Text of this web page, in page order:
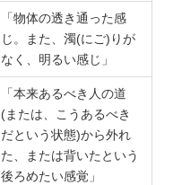
「物体の透き通った感
じ。また、濁(にご)りが
なく、明るい感じ」
「本来あるべき人の道
(または、こうあるべき
だという状態)から外れ
た、または背いたという
後ろめたい感覚」